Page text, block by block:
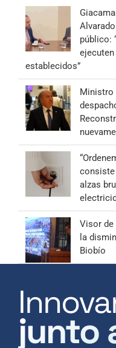
público:
establecidos”
Ministro
consiste
alzas
Visor de
la
Biobío
junto